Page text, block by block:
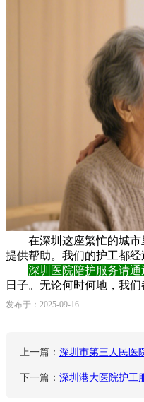
在深圳这座繁忙的城市里
提供帮助。我们的护工都
深圳医院陪护服务请
日子。无论何时何地，我们
发布于：2025-09-16
上一篇： 深圳市第三人民医
下一篇： 深圳港大医院护工